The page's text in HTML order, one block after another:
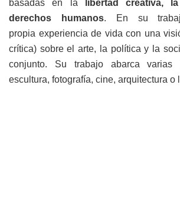
basadas en la
libertad creativa,
derechos humanos. En su
propia experiencia de vida con una
crítica) sobre el arte, la política y la
conjunto. Su trabajo abarca varias
escultura, fotografía, cine, arquitectura o